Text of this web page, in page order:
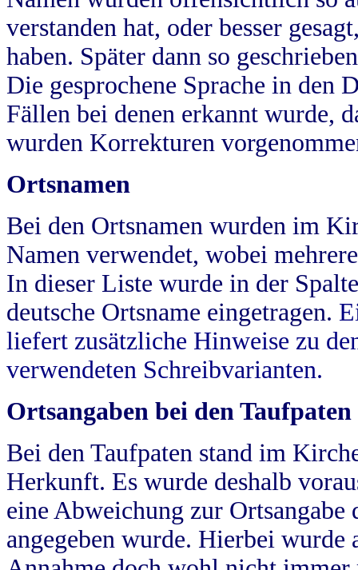
verstanden hat, oder besser
haben. Später dann so
Die gesprochene Sprache in
Fällen bei denen erkannt wurde,
wurden Korrekturen
Ortsnamen
Bei den Ortsnamen wurden im
Namen verwendet, wobei
In dieser Liste wurde in der
deutsche Ortsname eingetragen.
liefert zusätzliche Hinweise zu
verwendeten Schreibvarianten.
Ortsangaben bei den Taufpaten
Bei den Taufpaten stand im
Herkunft. Es wurde deshalb
eine Abweichung zur
angegeben wurde. Hierbei wurde